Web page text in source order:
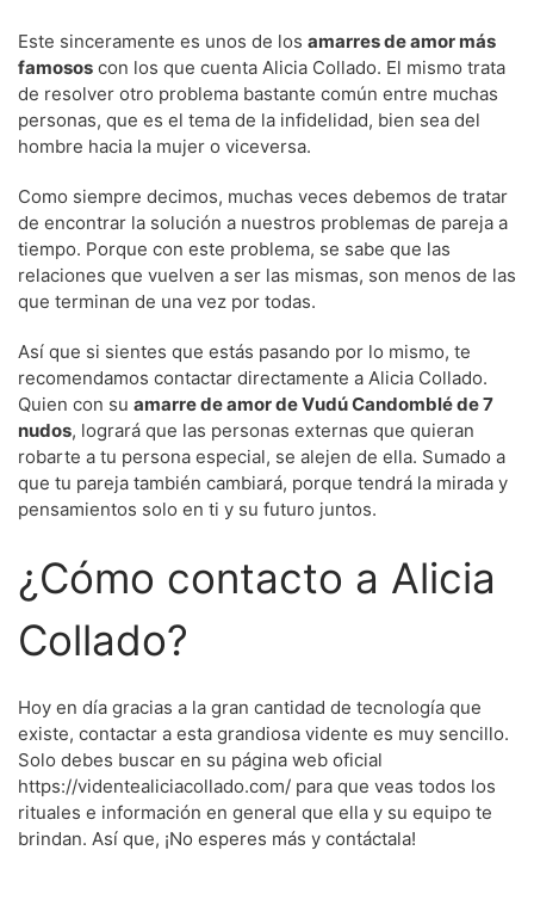
Este sinceramente es unos de los amarres de amor más
famosos con los que cuenta Alicia Collado. El mismo trata
de resolver otro problema bastante común entre muchas
personas, que es el tema de la infidelidad, bien sea del
hombre hacia la mujer o viceversa.
Como siempre decimos, muchas veces debemos de tratar
de encontrar la solución a nuestros problemas de pareja a
tiempo. Porque con este problema, se sabe que las
relaciones que vuelven a ser las mismas, son menos de las
que terminan de una vez por todas.
Así que si sientes que estás pasando por lo mismo, te
recomendamos contactar directamente a Alicia Collado.
Quien con su amarre de amor de Vudú Candomblé de 7
nudos, logrará que las personas externas que quieran
robarte a tu persona especial, se alejen de ella. Sumado a
que tu pareja también cambiará, porque tendrá la mirada y
pensamientos solo en ti y su futuro juntos.
¿Cómo contacto a Alicia
Collado?
Hoy en día gracias a la gran cantidad de tecnología que
existe, contactar a esta grandiosa vidente es muy sencillo.
Solo debes buscar en su página web oficial
https://videntealiciacollado.com/ para que veas todos los
rituales e información en general que ella y su equipo te
brindan. Así que, ¡No esperes más y contáctala!